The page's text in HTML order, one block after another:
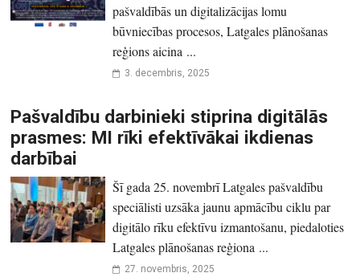
pašvaldībās un digitalizācijas lomu
būvniecības procesos, Latgales plānošanas
reģions aicina ...
3. decembris, 2025
Pašvaldību darbinieki stiprina digitālās
prasmes: MI rīki efektīvākai ikdienas
darbībai
Šī gada 25. novembrī Latgales pašvaldību
speciālisti uzsāka jaunu apmācību ciklu par
digitālo rīku efektīvu izmantošanu, piedaloties
Latgales plānošanas reģiona ...
27. novembris, 2025